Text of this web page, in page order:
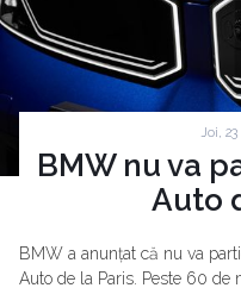
Joi, 23
BMW nu va
Auto
BMW a anunțat că nu va
Auto de la Paris. Peste 60 de